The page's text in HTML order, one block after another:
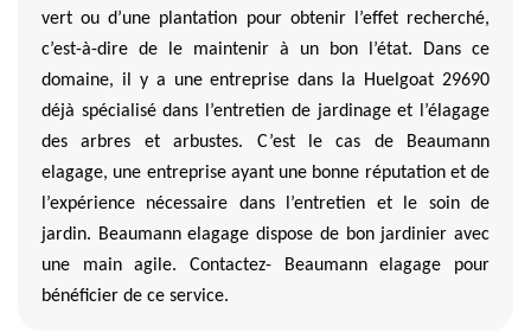
vert ou d’une plantation pour obtenir l’effet recherché,
c’est-à-dire de le maintenir à un bon l’état. Dans ce
domaine, il y a une entreprise dans la Huelgoat 29690
déjà spécialisé dans l’entretien de jardinage et l’élagage
des arbres et arbustes. C’est le cas de Beaumann
elagage, une entreprise ayant une bonne réputation et de
l’expérience nécessaire dans l’entretien et le soin de
jardin. Beaumann elagage dispose de bon jardinier avec
une main agile. Contactez- Beaumann elagage pour
bénéficier de ce service.